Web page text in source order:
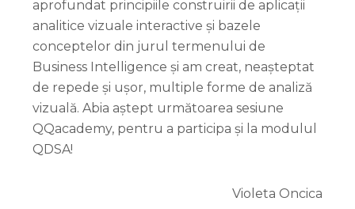
aprofundat principiile construirii de aplicații
analitice vizuale interactive și bazele
conceptelor din jurul termenului de
Business Intelligence și am creat, neașteptat
de repede și ușor, multiple forme de analiză
vizuală. Abia aștept următoarea sesiune
QQacademy, pentru a participa și la modulul
QDSA!
Violeta Oncica